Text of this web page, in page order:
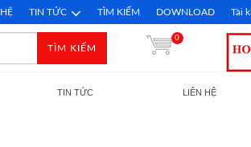
TIN TỨC TÌM KIẾM DOWNLOAD Tài
TÌM KIẾM
0
TIN TỨC LIÊN HỆ